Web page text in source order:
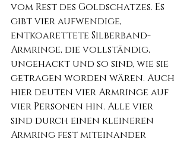
vom Rest des Goldschatzes. Es
gibt vier aufwendige,
entkoarettete Silberband-
Armringe, die vollständig,
ungehackt und so sind, wie sie
getragen worden wären. Auch
hier deuten vier Armringe auf
vier Personen hin. Alle vier
sind durch einen kleineren
Armring fest miteinander